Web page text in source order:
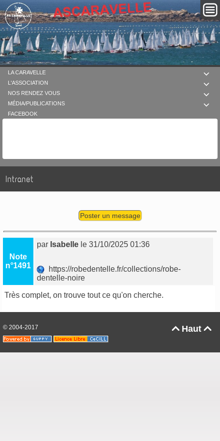

LA CARAVELLE

L'ASSOCIATION

NOS RENDEZ VOUS

MÉDIA/PUBLICATIONS
FACEBOOK
Intranet
Poster un message
Note
n°1491
par Isabelle le 31/10/2025 01:36
https://robedentelle.fr/collections/robe-
dentelle-noire
Très complet, on trouve tout ce qu'on cherche.
Haut 
© 2004-2017